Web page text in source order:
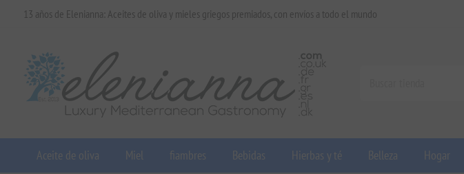
13 años de Elenianna: Aceites de oliva y mieles griegos premiados, con envíos a todo el mundo
Aceite de oliva Miel fiambres Bebidas Hierbas y té Belleza Hogar